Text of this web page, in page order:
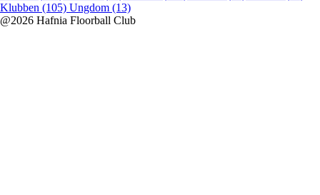
Klubben (105) Ungdom (13)
@2026 Hafnia Floorball Club